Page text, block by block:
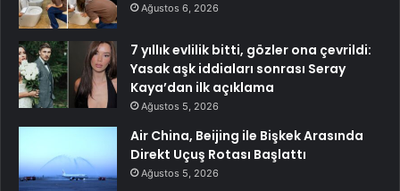
Ağustos 6, 2026
7 yıllık evlilik bitti, gözler ona çevrildi:
Yasak aşk iddiaları sonrası Seray
Kaya’dan ilk açıklama
Ağustos 5, 2026
Air China, Beijing ile Bişkek Arasında
Direkt Uçuş Rotası Başlattı
Ağustos 5, 2026